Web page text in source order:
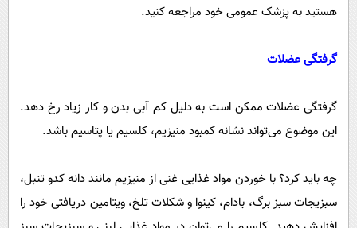
هستید به پزشک عمومی خود مراجعه کنید.
گرفتگی عضلات
گرفتگی عضلات ممکن است به دلیل کم آبی بدن و کار زیاد رخ دهد.
این موضوع می‌تواند نشانه کمبود منیزیم، کلسیم یا پتاسیم باشد.
چه باید کرد؟ با خوردن مواد غذایی غنی از منیزیم مانند دانه کدو تنبل،
سبزیجات سبز برگ، بادام، کینوا و شکلات تلخ، ویتامین دریافتی خود را